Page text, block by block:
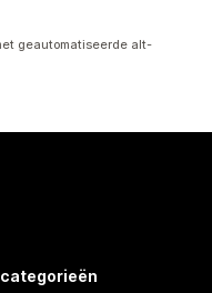
geautomatiseerde alt-